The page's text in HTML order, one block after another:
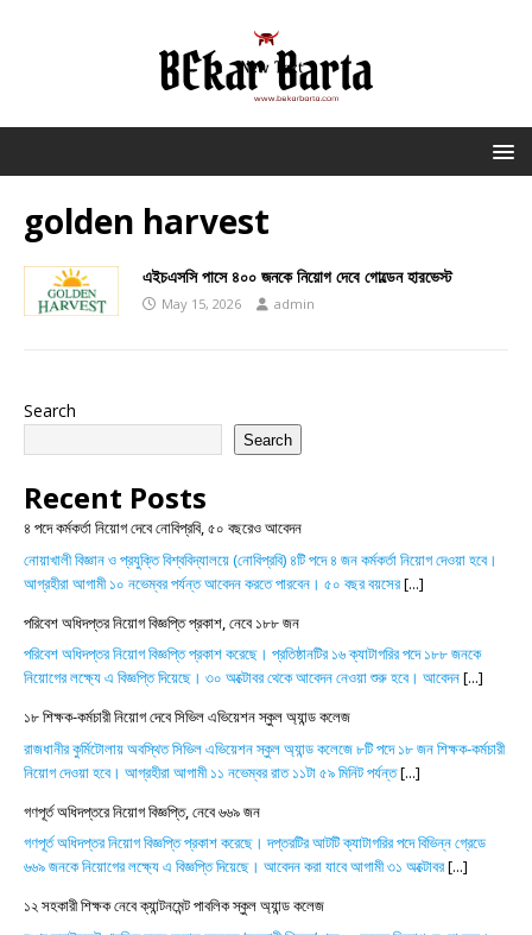
golden harvest
এইচএসসি পাসে ৪০০ জনকে নিয়োগ দেবে গোল্ডেন হারভেস্ট
May 15, 2026 admin
Search
Search
Recent Posts
৪ পদে কর্মকর্তা নিয়োগ দেবে নোবিপ্রবি, ৫০ বছরেও আবেদন
নোয়াখালী বিজ্ঞান ও প্রযুক্তি বিশ্ববিদ্যালয়ে (নোবিপ্রবি) ৪টি পদে ৪ জন কর্মকর্তা নিয়োগ দেওয়া হবে।
আগ্রহীরা আগামী ১০ নভেম্বর পর্যন্ত আবেদন করতে পারবেন। ৫০ বছর বয়সের[...]
পরিবেশ অধিদপ্তর নিয়োগ বিজ্ঞপ্তি প্রকাশ, নেবে ১৮৮ জন
পরিবেশ অধিদপ্তর নিয়োগ বিজ্ঞপ্তি প্রকাশ করেছে। প্রতিষ্ঠানটির ১৬ ক্যাটাগরির পদে ১৮৮ জনকে
নিয়োগের লক্ষ্যে এ বিজ্ঞপ্তি দিয়েছে। ৩০ অক্টোবর থেকে আবেদন নেওয়া শুরু হবে। আবেদন[...]
১৮ শিক্ষক-কর্মচারী নিয়োগ দেবে সিভিল এভিয়েশন স্কুল অ্যান্ড কলেজ
রাজধানীর কুর্মিটোলায় অবস্থিত সিভিল এভিয়েশন স্কুল অ্যান্ড কলেজে ৮টি পদে ১৮ জন শিক্ষক-কর্মচারী
নিয়োগ দেওয়া হবে। আগ্রহীরা আগামী ১১ নভেম্বর রাত ১১টা ৫৯ মিনিট পর্যন্ত[...]
গণপূর্ত অধিদপ্তরে নিয়োগ বিজ্ঞপ্তি, নেবে ৬৬৯ জন
গণপূর্ত অধিদপ্তর নিয়োগ বিজ্ঞপ্তি প্রকাশ করেছে। দপ্তরটির আটটি ক্যাটাগরির পদে বিভিন্ন গ্রেডে
৬৬৯ জনকে নিয়োগের লক্ষ্যে এ বিজ্ঞপ্তি দিয়েছে। আবেদন করা যাবে আগামী ৩১ অক্টোবর[...]
১২ সহকারী শিক্ষক নেবে ক্যান্টনমেন্ট পাবলিক স্কুল অ্যান্ড কলেজ